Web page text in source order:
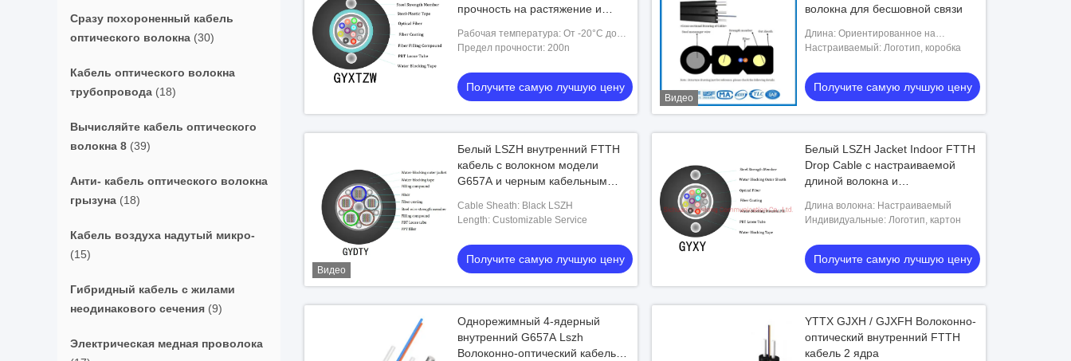
Сразу похороненный кабель
оптического волокна (30)
Кабель оптического волокна
трубопровода (18)
Вычисляйте кабель оптического
волокна 8 (39)
Анти- кабель оптического волокна
грызуна (18)
Кабель воздуха надутый микро-
(15)
Гибридный кабель с жилами
неодинакового сечения (9)
Электрическая медная проволока
прочность на растяжение и
надежной связи
Рабочая температура: От -20°С до
+60°С
Предел прочности: 200n
Получите самую лучшую цену
Видео
волокна для бесшовной связи
Длина: Ориентированное на
заказчика обслуживание
Настраиваемый: Логотип, коробка
Получите самую лучшую цену
Видео
Белый LSZH внутренний FTTH
кабель с волокном модели
G657A и черным кабельным
Cable Sheath: Black LSZH
Length: Customizable Service
Получите самую лучшую цену
Белый LSZH Jacket Indoor FTTH
Drop Cable с настраиваемой
длиной волокна и
Длина волокна: Настраиваемый
Индивидуальные: Логотип, картон
Получите самую лучшую цену
Однорежимный 4-ядерный
внутренний G657A Lszh
Волоконно-оптический кабель
YTTX GJXH / GJXFH Волоконно-
оптический внутренний FTTH
кабель 2 ядра